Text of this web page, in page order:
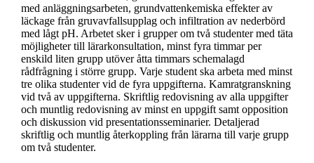
med anläggningsarbeten, grundvattenkemiska effekter av
läckage från gruvavfallsupplag och infiltration av nederbörd
med lågt pH. Arbetet sker i grupper om två studenter med täta
möjligheter till lärarkonsultation, minst fyra timmar per
enskild liten grupp utöver åtta timmars schemalagd
rådfrågning i större grupp. Varje student ska arbeta med minst
tre olika studenter vid de fyra uppgifterna. Kamratgranskning
vid två av uppgifterna. Skriftlig redovisning av alla uppgifter
och muntlig redovisning av minst en uppgift samt opposition
och diskussion vid presentationsseminarier. Detaljerad
skriftlig och muntlig återkoppling från lärarna till varje grupp
om två studenter.